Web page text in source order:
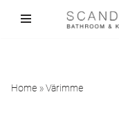
Home »Värimme